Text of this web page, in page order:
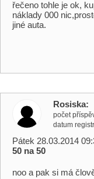
řečeno tohle je ok,
náklady 000
jiné auta.
Rosiska
počet
datum
Pátek 28.03.2014
50 na 50
noo a pak si má